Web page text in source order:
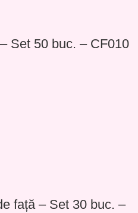
Set 50 buc. – CF010
față – Set 30 buc. –